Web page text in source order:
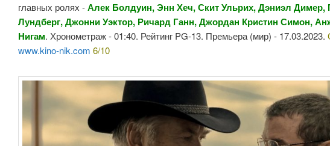
главных ролях -Алек Болдуин, Энн Хеч, Скит Ульрих, Дэниэл Димер,
Лундберг, Джонни Уэктор, Ричард Ганн, Джордан Кристин Симон,
Нигам. Хронометраж - 01:40. Рейтинг PG-13. Премьера (мир) - 17.03.2023.
www.kino-nik.com 6/10